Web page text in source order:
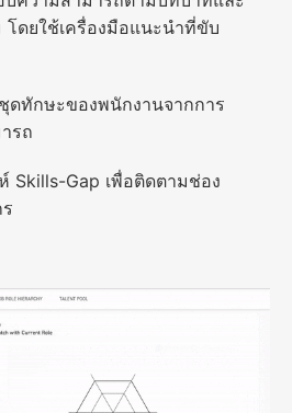
โดยใช้เครื่องมือแนะนำที่ขับ
ดทักษะของพนักงานจากการ
รถ
Skills-Gap เพื่อติดตามช่อง